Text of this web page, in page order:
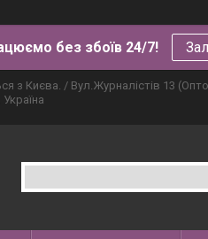
без збоїв 24/7!
з Києва. / Вул.Журналістів 13